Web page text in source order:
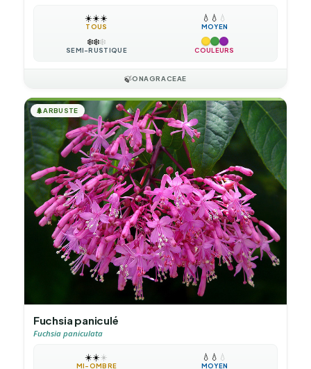
☀️☀️☀️
TOUS
💧 💧 💧
MOYEN
❄️❄️❄️
SEMI-RUSTIQUE COULEURS
🍃ONAGRACEAE
🌲ARBUSTE
Fuchsia paniculé
Fuchsia paniculata
☀️☀️☀️
MI-OMBRE
💧 💧 💧
MOYEN